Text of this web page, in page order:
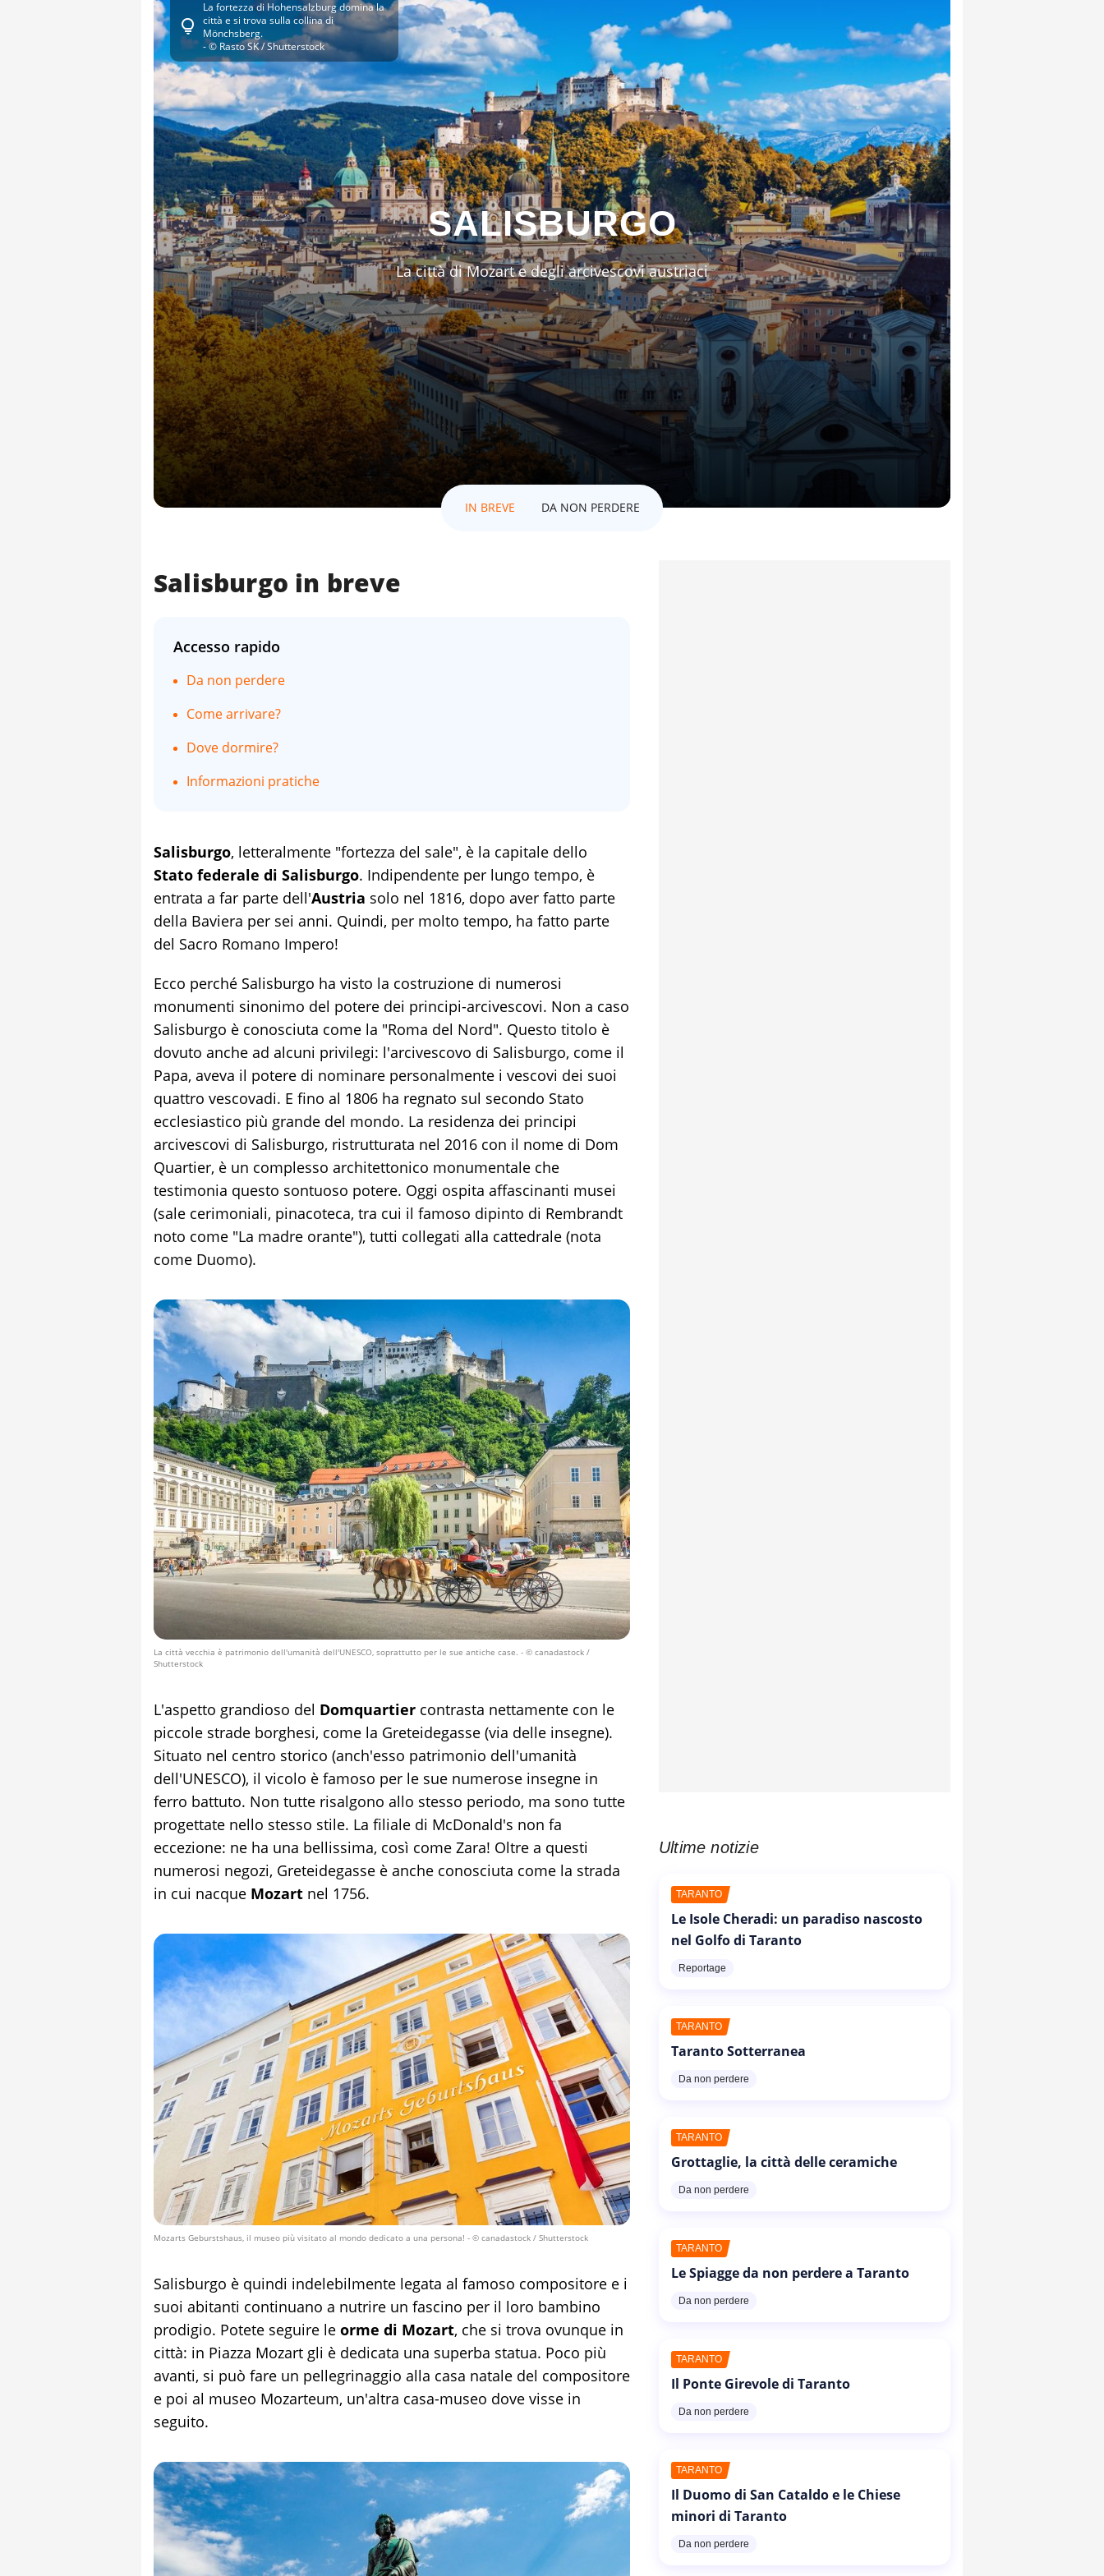
lightbulb
La fortezza di Hohensalzburg domina la
città e si trova sulla collina di
Mönchsberg.
- © Rasto SK / Shutterstock
SALISBURGO
La città di Mozart e degli arcivescovi austriaci
IN BREVE DA NON PERDERE
Salisburgo in breve
Accesso rapido
Da non perdere
Come arrivare?
Dove dormire?
Informazioni pratiche
Salisburgo, letteralmente "fortezza del sale", è la capitale dello
Stato federale di Salisburgo. Indipendente per lungo tempo, è
entrata a far parte dell'Austria solo nel 1816, dopo aver fatto parte
della Baviera per sei anni. Quindi, per molto tempo, ha fatto parte
del Sacro Romano Impero!
Ecco perché Salisburgo ha visto la costruzione di numerosi
monumenti sinonimo del potere dei principi-arcivescovi. Non a caso
Salisburgo è conosciuta come la "Roma del Nord". Questo titolo è
dovuto anche ad alcuni privilegi: l'arcivescovo di Salisburgo, come il
Papa, aveva il potere di nominare personalmente i vescovi dei suoi
quattro vescovadi. E fino al 1806 ha regnato sul secondo Stato
ecclesiastico più grande del mondo. La residenza dei principi
arcivescovi di Salisburgo, ristrutturata nel 2016 con il nome di Dom
Quartier, è un complesso architettonico monumentale che
testimonia questo sontuoso potere. Oggi ospita affascinanti musei
(sale cerimoniali, pinacoteca, tra cui il famoso dipinto di Rembrandt
noto come "La madre orante"), tutti collegati alla cattedrale (nota
come Duomo).
La città vecchia è patrimonio dell'umanità dell'UNESCO, soprattutto per le sue antiche case. - © canadastock /
Shutterstock
L'aspetto grandioso del Domquartier contrasta nettamente con le
piccole strade borghesi, come la Greteidegasse (via delle insegne).
Situato nel centro storico (anch'esso patrimonio dell'umanità
dell'UNESCO), il vicolo è famoso per le sue numerose insegne in
ferro battuto. Non tutte risalgono allo stesso periodo, ma sono tutte
progettate nello stesso stile. La filiale di McDonald's non fa
eccezione: ne ha una bellissima, così come Zara! Oltre a questi
numerosi negozi, Greteidegasse è anche conosciuta come la strada
in cui nacque Mozart nel 1756.
Mozarts Geburstshaus, il museo più visitato al mondo dedicato a una persona! - © canadastock / Shutterstock
Salisburgo è quindi indelebilmente legata al famoso compositore e i
suoi abitanti continuano a nutrire un fascino per il loro bambino
prodigio. Potete seguire le orme di Mozart, che si trova ovunque in
città: in Piazza Mozart gli è dedicata una superba statua. Poco più
avanti, si può fare un pellegrinaggio alla casa natale del compositore
e poi al museo Mozarteum, un'altra casa-museo dove visse in
seguito.
Ultime notizie
TARANTO
Le Isole Cheradi: un paradiso nascosto
nel Golfo di Taranto
Reportage
TARANTO
Taranto Sotterranea
Da non perdere
TARANTO
Grottaglie, la città delle ceramiche
Da non perdere
TARANTO
Le Spiagge da non perdere a Taranto
Da non perdere
TARANTO
Il Ponte Girevole di Taranto
Da non perdere
TARANTO
Il Duomo di San Cataldo e le Chiese
minori di Taranto
Da non perdere